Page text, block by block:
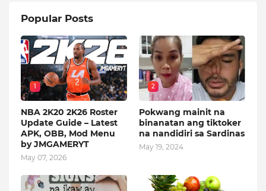
Popular Posts
1
NBA 2K20 2K26 Roster
Update Guide – Latest
APK, OBB, Mod Menu
by JMGAMERYT
May 07, 2026
2
Pokwang mainit na
binanatan ang tiktoker
na nandidiri sa Sardinas
May 19, 2024